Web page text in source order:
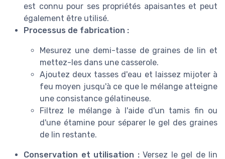
est connu pour ses propriétés apaisantes et peut
également être utilisé.
Processus de fabrication :
Mesurez une demi-tasse de graines de lin et
mettez-les dans une casserole.
Ajoutez deux tasses d'eau et laissez mijoter à
feu moyen jusqu'à ce que le mélange atteigne
une consistance gélatineuse.
Filtrez le mélange à l'aide d'un tamis fin ou
d'une étamine pour séparer le gel des graines
de lin restante.
Conservation et utilisation :Versez le gel de lin